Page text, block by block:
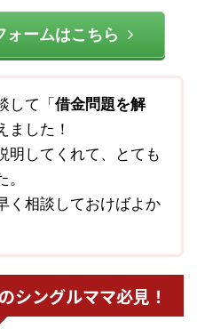
ォームはこちら
して「借金問題を解
ました！
明してくれて、とても
く相談しておけばよか
シングルママ必見！